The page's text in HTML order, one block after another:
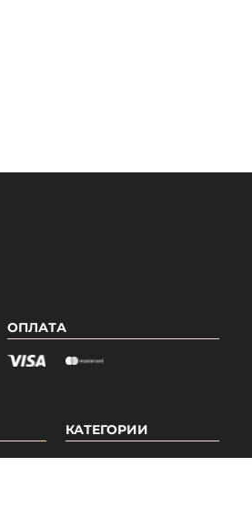
ОПЛАТА
КАТЕГОРИИ